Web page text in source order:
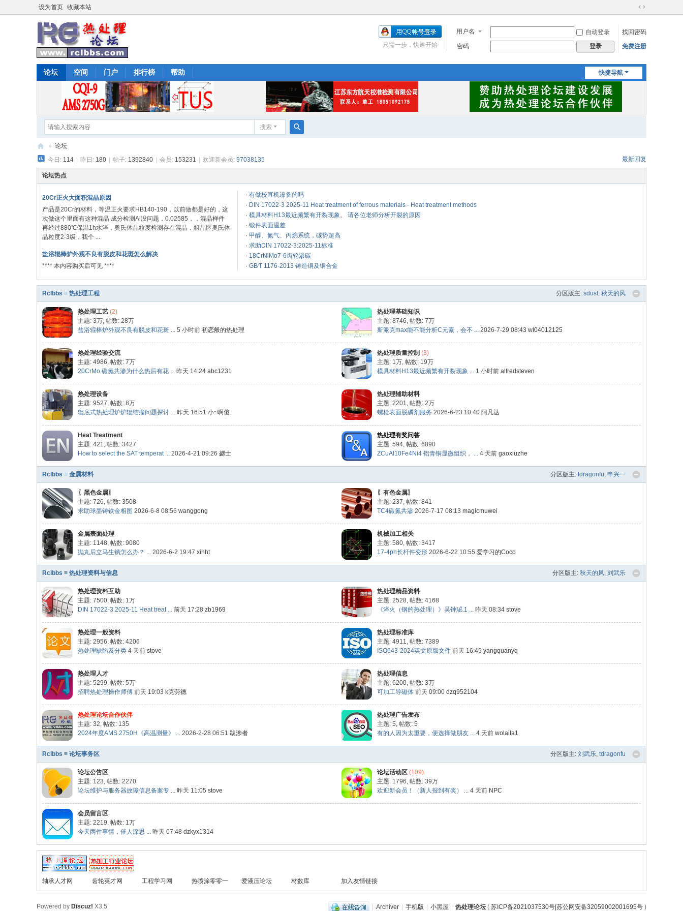
设为首页 收藏本站
切
到
宽
用户名 自动登录
找回密码
密码
登录 免费注册
只需一步，快速开始
快捷导航
论坛 空间 门户 排行榜 帮助
搜索
热
处
坛
» 论坛
今日: 114 昨日: 180 帖子: 1392840 会员: 153231 欢迎新会员: 97038135 最新回复
论坛热点
20Cr正火大面积混晶原因
产品是20Cr的材料，等温正火要求HB140-190，以前做都是好的，这
次做这个里面有这种混晶 成分检测Al没问题，0.02585，，混晶样件
再经过880℃保温1h水淬，奥氏体晶粒度检测存在混晶，粗晶区奥氏体
晶粒度2-3级，我个 ...
盐浴辊棒炉外观不良有脱皮和花斑怎么解决
**** 本内容购买后可见 ****
· 有做校直机设备的吗
· DIN 17022-3 2025-11 Heat treatment of ferrous materials - Heat treatment methods
· 模具材料H13最近频繁有开裂现象。 请各位老师分析开裂的原因
· 锻件表面温差
· 甲醇、氮气、丙烷系统，碳势超高
· 求助DIN 17022-3:2025-11标准
· 18CrNiMo7-6齿轮渗碳
· GB∕T 1176-2013 铸造铜及铜合金
分区版主: sdust, 秋天的风
Rclbbs ≡ 热处理工程
热处理工艺 (2)
主题: 3万, 帖数: 28万
盐浴辊棒炉外观不良有脱皮和花斑 ... 5 小时前 初恋般的热处理
热处理基础知识
主题: 8746, 帖数: 7万
斯派克max能不能分析C元素，会不 ... 2026-7-29 08:43 wl04012125
热处理经验交流
主题: 4986, 帖数: 7万
20CrMo 碳氮共渗为什么热后有花 ... 昨天 14:24 abc1231
热处理质量控制 (3)
主题: 1万, 帖数: 19万
模具材料H13最近频繁有开裂现象 ... 1 小时前 alfredsteven
热处理设备
主题: 9527, 帖数: 8万
辊底式热处理炉炉辊结瘤问题探讨 ... 昨天 16:51 小~啊傻
热处理辅助材料
主题: 2201, 帖数: 2万
螺栓表面脱磷剂服务 2026-6-23 10:40 阿凡达
Heat Treatment
主题: 421, 帖数: 3427
How to select the SAT temperat ... 2026-4-21 09:26 勰士
热处理有奖问答
主题: 594, 帖数: 6890
ZCuAl10Fe4Ni4 铝青铜显微组织， ... 4 天前 gaoxiuzhe
分区版主: tdragonfu, 申兴一
Rclbbs ≡ 金属材料
〖黑色金属〗
主题: 726, 帖数: 3508
求助球墨铸铁金相图 2026-6-8 08:56 wanggong
〖有色金属〗
主题: 237, 帖数: 841
TC4碳氮共渗 2026-7-17 08:13 magicmuwei
金属表面处理
主题: 1148, 帖数: 9080
抛丸后立马生锈怎么办？ ... 2026-6-2 19:47 xinht
机械加工相关
主题: 580, 帖数: 3417
17-4ph长杆件变形 2026-6-22 10:55 爱学习的Coco
分区版主: 秋天的风, 刘武乐
Rclbbs ≡ 热处理资料与信息
热处理资料互助
主题: 7500, 帖数: 1万
DIN 17022-3 2025-11 Heat treat ... 前天 17:28 zb1969
热处理精品资料
主题: 2528, 帖数: 4168
《淬火（钢的热处理）》吴钟珌.1 ... 昨天 08:34 stove
热处理一般资料
主题: 2956, 帖数: 4206
热处理缺陷及分类 4 天前 stove
热处理标准库
主题: 4911, 帖数: 7389
ISO643-2024英文原版文件 前天 16:45 yangquanyq
热处理人才
主题: 5299, 帖数: 5万
招聘热处理操作师傅 前天 19:03 k克劳德
热处理信息
主题: 6200, 帖数: 3万
可加工导磁体 前天 09:00 dzq952104
热处理论坛合作伙伴
主题: 32, 帖数: 135
2024年度AMS 2750H《高温测量》 ... 2026-2-28 06:51 跋涉者
热处理广告发布
主题: 5, 帖数: 5
有的人因为太重要，便选择做朋友 ... 4 天前 wolaila1
分区版主: 刘武乐, tdragonfu
Rclbbs ≡ 论坛事务区
论坛公告区
主题: 123, 帖数: 2270
论坛维护与服务器故障信息备案专 ... 昨天 11:05 stove
论坛活动区 (109)
主题: 1796, 帖数: 39万
欢迎新会员！（新人报到有奖） ... 4 天前 NPC
会员留言区
主题: 2219, 帖数: 1万
今天两件事情，催人深思 ... 昨天 07:48 dzkyx1314
轴承人才网 齿轮英才网 工程学习网 热喷涂零零一 爱液压论坛 材数库 加入友情链接
| Archiver | 手机版 | 小黑屋 | 热处理论坛 ( 苏ICP备2021037530号|苏公网安备32059002001695号 )
Powered by Discuz! X3.5